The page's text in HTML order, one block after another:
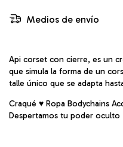
Medios de envío
Api corset con cierre, es un
que simula la forma de un
talle único que se adapta
Craqué ♥ Ropa Bodychains
Despertamos tu poder